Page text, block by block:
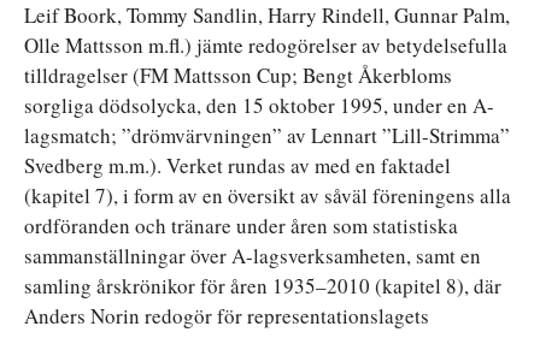
Leif Boork, Tommy Sandlin, Harry Rindell, Gunnar Palm,
Olle Mattsson m.fl.) jämte redogörelser av betydelsefulla
tilldragelser (FM Mattsson Cup; Bengt Åkerbloms
sorgliga dödsolycka, den 15 oktober 1995, under en A-
lagsmatch; ”drömvärvningen” av Lennart ”Lill-Strimma”
Svedberg m.m.). Verket rundas av med en faktadel
(kapitel 7), i form av en översikt av såväl föreningens alla
ordföranden och tränare under åren som statistiska
sammanställningar över A-lagsverksamheten, samt en
samling årskrönikor för åren 1935–2010 (kapitel 8), där
Anders Norin redogör för representationslagets